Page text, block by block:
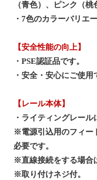
（青色）、ピンク（
・7色のカラーバリエ
【安全性能の向上】
・PSE認証品です。
・安全・安心にご使用
【レール本体】
・ライティングレール
※電源引込用のフィー
必要です。
※直線接続をする場合
※取り付けネジ付。